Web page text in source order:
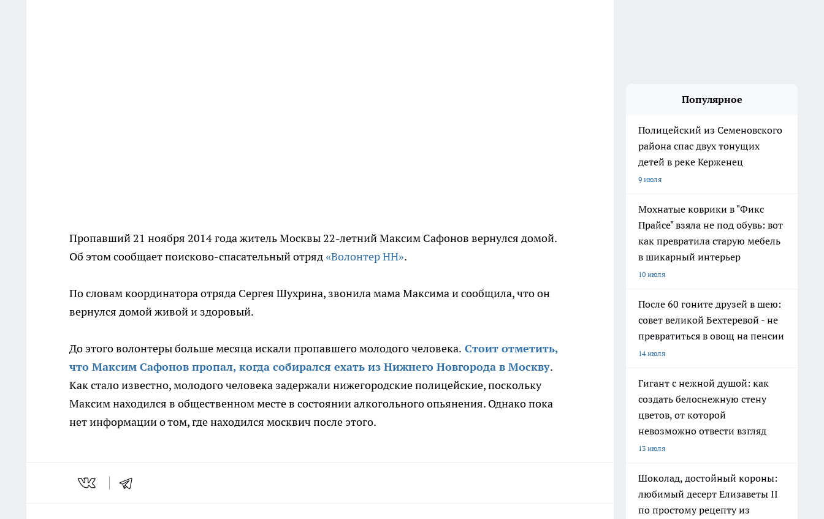
Пропавший 21 ноября 2014 года житель Москвы 22-летний Максим Сафонов вернулся домой.
Об этом сообщает поисково-спасательный отряд «Волонтер НН».
По словам координатора отряда Сергея Шухрина, звонила мама Максима и сообщила, что он
вернулся домой живой и здоровый.
До этого волонтеры больше месяца искали пропавшего молодого человека. Стоит отметить,
что Максим Сафонов пропал, когда собирался ехать из Нижнего Новгорода в Москву.
Как стало известно, молодого человека задержали нижегородские полицейские, поскольку
Максим находился в общественном месте в состоянии алкогольного опьянения. Однако пока
нет информации о том, где находился москвич после этого.
Популярное
Полицейский из Семеновского
района спас двух тонущих
детей в реке Керженец
9 июля
Мохнатые коврики в "Фикс
Прайсе" взяла не под обувь: вот
как превратила старую мебель
в шикарный интерьер
10 июля
После 60 гоните друзей в шею:
совет великой Бехтеревой - не
превратиться в овощ на пенсии
14 июля
Гигант с нежной душой: как
создать белоснежную стену
цветов, от которой
невозможно отвести взгляд
13 июля
Шоколад, достойный короны:
любимый десерт Елизаветы II
по простому рецепту из